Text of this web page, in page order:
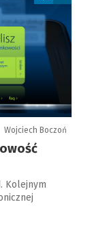
Wojciech Boczoń
Kolejnym